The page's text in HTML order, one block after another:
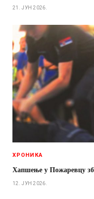
21. ЈУН 2026.
ХРОНИКА
Хапшење у Пожаревцу
12. ЈУН 2026.